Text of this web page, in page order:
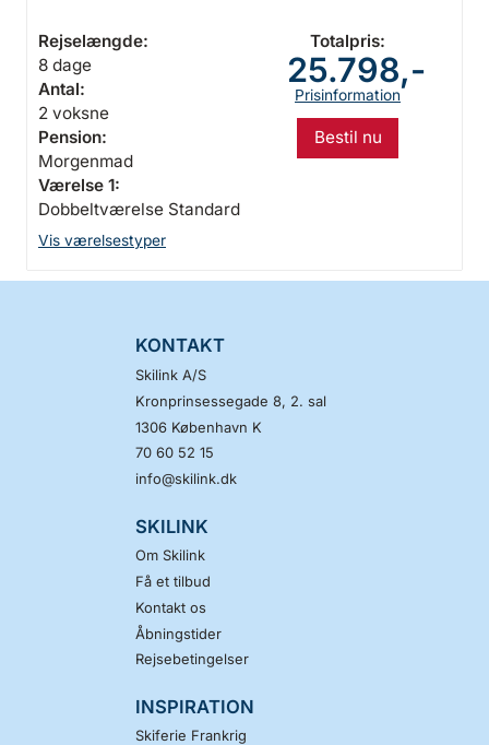
Rejselængde:
8 dage
Antal:
2 voksne
Pension:
Morgenmad
Værelse 1:
Dobbeltværelse Standard
Vis værelsestyper
Totalpris:
25.798,-
Prisinformation
Bestil nu
KONTAKT
Skilink A/S
Kronprinsessegade 8, 2. sal
1306 København K
70 60 52 15
info@skilink.dk
SKILINK
Om Skilink
Få et tilbud
Kontakt os
Åbningstider
Rejsebetingelser
INSPIRATION
Skiferie Frankrig